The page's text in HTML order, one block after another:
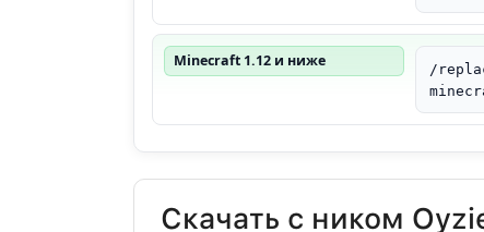
Minecraft 1.12 и ниже
/
Скачать с ником